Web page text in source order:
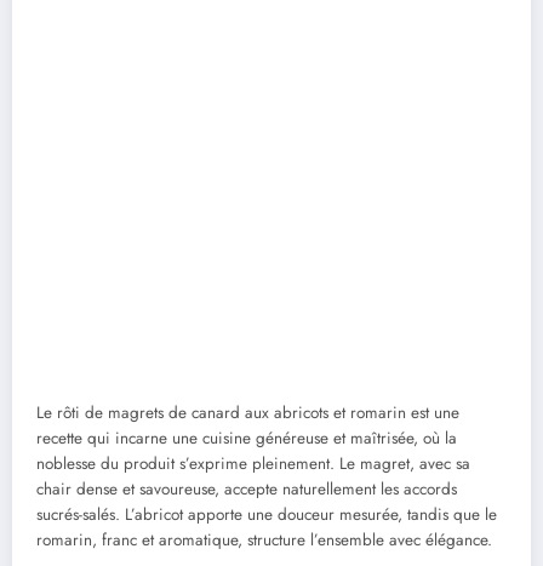
Le rôti de magrets de canard aux abricots et romarin est une
recette qui incarne une cuisine généreuse et maîtrisée, où la
noblesse du produit s’exprime pleinement. Le magret, avec sa
chair dense et savoureuse, accepte naturellement les accords
sucrés-salés. L’abricot apporte une douceur mesurée, tandis que le
romarin, franc et aromatique, structure l’ensemble avec élégance.